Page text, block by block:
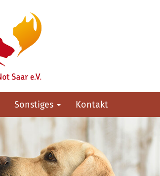
Sonstiges Kontakt